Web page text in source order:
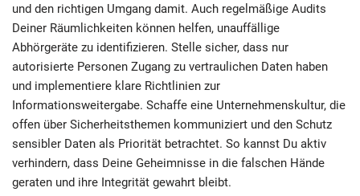
und den richtigen Umgang damit. Auch regelmäßige Audits
Deiner Räumlichkeiten können helfen, unauffällige
Abhörgeräte zu identifizieren. Stelle sicher, dass nur
autorisierte Personen Zugang zu vertraulichen Daten haben
und implementiere klare Richtlinien zur
Informationsweitergabe. Schaffe eine Unternehmenskultur, die
offen über Sicherheitsthemen kommuniziert und den Schutz
sensibler Daten als Priorität betrachtet. So kannst Du aktiv
verhindern, dass Deine Geheimnisse in die falschen Hände
geraten und ihre Integrität gewahrt bleibt.